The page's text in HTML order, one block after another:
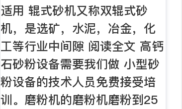
适用 辊式砂机又称双辊式砂
机，是选矿，水泥，冶金，化
工等行业中间隙 阅读全文 高钙
石砂粉设备需要我们做 小型砂
粉设备的技术人员免费接受培
训。磨粉机的磨粉机磨粉到25